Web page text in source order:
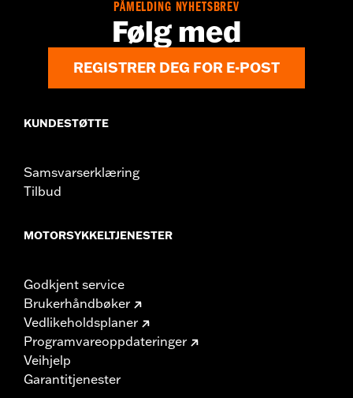
PÅMELDING NYHETSBREV
Følg med
REGISTRER DEG FOR E-POST
KUNDESTØTTE
Samsvarserklæring
Tilbud
MOTORSYKKELTJENESTER
Godkjent service
Brukerhåndbøker
Vedlikeholdsplaner
Programvareoppdateringer
Veihjelp
Garantitjenester